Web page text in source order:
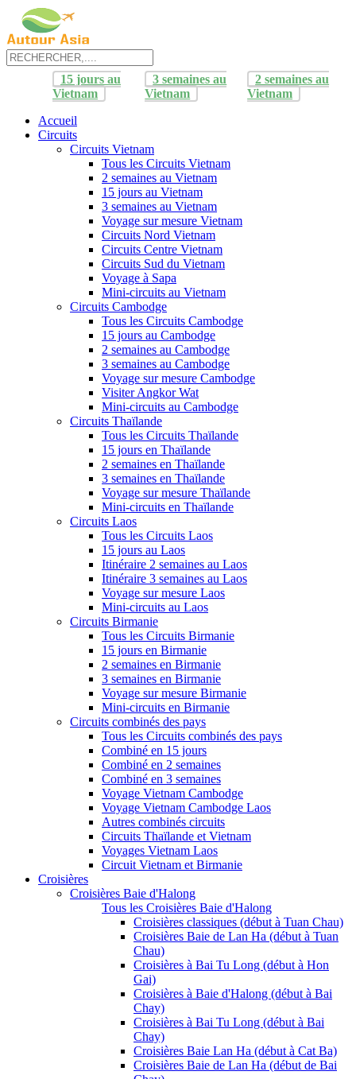
15 jours au
Vietnam
3 semaines au
Vietnam
2 semaines au
Vietnam
Accueil
Circuits
Circuits Vietnam
Tous les Circuits Vietnam
2 semaines au Vietnam
15 jours au Vietnam
3 semaines au Vietnam
Voyage sur mesure Vietnam
Circuits Nord Vietnam
Circuits Centre Vietnam
Circuits Sud du Vietnam
Voyage à Sapa
Mini-circuits au Vietnam
Circuits Cambodge
Tous les Circuits Cambodge
15 jours au Cambodge
2 semaines au Cambodge
3 semaines au Cambodge
Voyage sur mesure Cambodge
Visiter Angkor Wat
Mini-circuits au Cambodge
Circuits Thaïlande
Tous les Circuits Thaïlande
15 jours en Thaïlande
2 semaines en Thaïlande
3 semaines en Thaïlande
Voyage sur mesure Thaïlande
Mini-circuits en Thaïlande
Circuits Laos
Tous les Circuits Laos
15 jours au Laos
Itinéraire 2 semaines au Laos
Itinéraire 3 semaines au Laos
Voyage sur mesure Laos
Mini-circuits au Laos
Circuits Birmanie
Tous les Circuits Birmanie
15 jours en Birmanie
2 semaines en Birmanie
3 semaines en Birmanie
Voyage sur mesure Birmanie
Mini-circuits en Birmanie
Circuits combinés des pays
Tous les Circuits combinés des pays
Combiné en 15 jours
Combiné en 2 semaines
Combiné en 3 semaines
Voyage Vietnam Cambodge
Voyage Vietnam Cambodge Laos
Autres combinés circuits
Circuits Thaïlande et Vietnam
Voyages Vietnam Laos
Circuit Vietnam et Birmanie
Croisières
Croisières Baie d'Halong
Tous les Croisières Baie d'Halong
Croisières classiques (début à Tuan Chau)
Croisières Baie de Lan Ha (début à Tuan
Chau)
Croisières à Bai Tu Long (début à Hon
Gai)
Croisières à Baie d'Halong (début à Bai
Chay)
Croisières à Bai Tu Long (début à Bai
Chay)
Croisières Baie Lan Ha (début à Cat Ba)
Croisières Baie de Lan Ha (début de Bai